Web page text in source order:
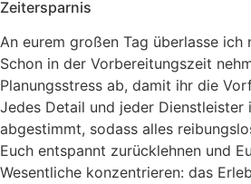
Zeitersparnis
An eurem großen Tag überlasse ich
Schon in der Vorbereitungszeit
Planungsstress ab, damit ihr die
Jedes Detail und jeder
abgestimmt, sodass alles
Euch entspannt zurücklehnen und
Wesentliche konzentrieren: das